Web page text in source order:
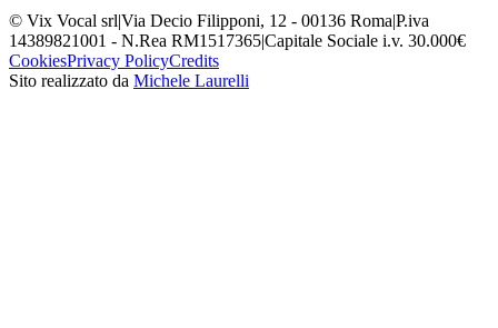
© Vix Vocal srl|Via Decio Filipponi, 12 - 00136 Roma|P.iva
14389821001 - N.Rea RM1517365|Capitale Sociale i.v. 30.000€
CookiesPrivacy PolicyCredits
Sito realizzato da Michele Laurelli